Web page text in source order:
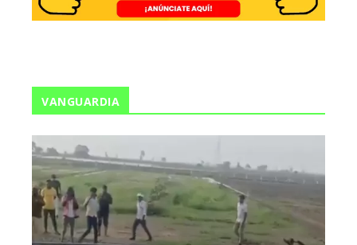
VANGUARDIA